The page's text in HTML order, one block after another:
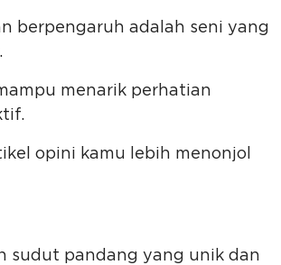
berpengaruh adalah seni yang
menarik perhatian
opini kamu lebih menonjol
sudut pandang yang unik dan